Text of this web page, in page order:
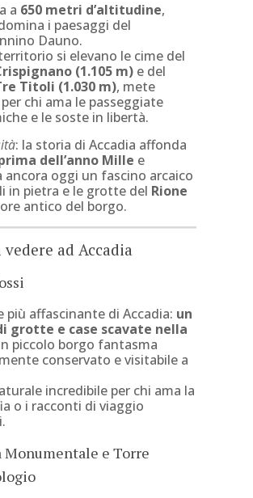
a 650 metri d’altitudine,
i paesaggi del
Dauno.
si elevano le cime del
(1.105 m)e del
Titoli (1.030 m), mete
chi ama le passeggiate
e le soste in libertà.
: la storia di Accadia affonda
dell’anno Mille e
ancora oggi un fascino arcaico
in pietra e le grotte del Rione
antico del borgo.
vedere ad Accadia
più affascinante di Accadia: un
grotte e case scavate nella
piccolo borgo fantasma
conservato e visitabile a
incredibile per chi ama la
o i racconti di viaggio
Monumentale e Torre